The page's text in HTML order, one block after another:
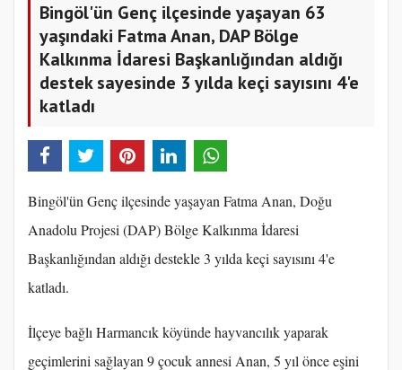
Bingöl'ün Genç ilçesinde yaşayan 63
yaşındaki Fatma Anan, DAP Bölge
Kalkınma İdaresi Başkanlığından aldığı
destek sayesinde 3 yılda keçi sayısını 4'e
katladı
Bingöl'ün Genç ilçesinde yaşayan Fatma Anan, Doğu
Anadolu Projesi (DAP) Bölge Kalkınma İdaresi
Başkanlığından aldığı destekle 3 yılda keçi sayısını 4'e
katladı.
İlçeye bağlı Harmancık köyünde hayvancılık yaparak
geçimlerini sağlayan 9 çocuk annesi Anan, 5 yıl önce eşini